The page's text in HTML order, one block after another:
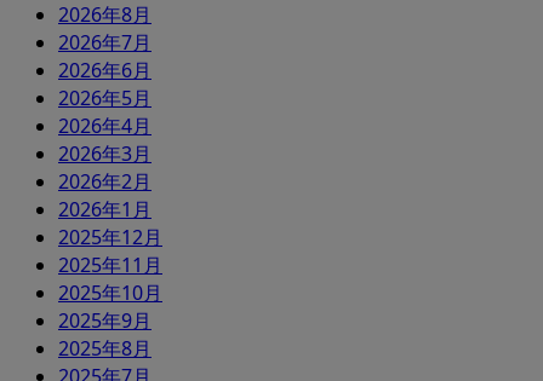
2026年8月
2026年7月
2026年6月
2026年5月
2026年4月
2026年3月
2026年2月
2026年1月
2025年12月
2025年11月
2025年10月
2025年9月
2025年8月